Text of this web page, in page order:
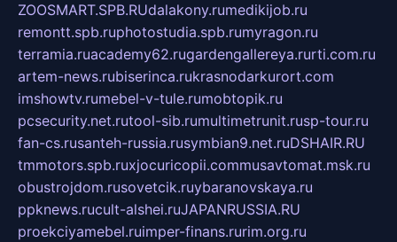
ZOOSMART.SPB.RUdalakony.rumedikijob.ru
remontt.spb.ruphotostudia.spb.rumyragon.ru
terramia.ruacademy62.rugardengallereya.rurti.com.ru
artem-news.rubiserinca.rukrasnodarkurort.com
imshowtv.rumebel-v-tule.rumobtopik.ru
pcsecurity.net.rutool-sib.rumultimetrunit.rusp-tour.ru
fan-cs.rusanteh-russia.rusymbian9.net.ruDSHAIR.RU
tmmotors.spb.ruxjocuricopii.commusavtomat.msk.ru
obustrojdom.rusovetcik.ruybaranovskaya.ru
ppknews.rucult-alshei.ruJAPANRUSSIA.RU
proekciyamebel.ruimper-finans.rurim.org.ru